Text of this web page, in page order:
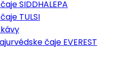
SIDDHALEPA
TULSI
čaje EVEREST